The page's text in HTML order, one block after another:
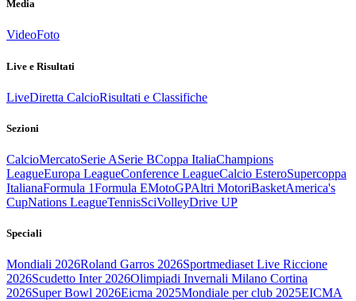
Media
VideoFoto
Live e Risultati
LiveDiretta CalcioRisultati e Classifiche
Sezioni
CalcioMercatoSerie ASerie BCoppa ItaliaChampions
LeagueEuropa LeagueConference LeagueCalcio EsteroSupercoppa
ItalianaFormula 1Formula EMotoGPAltri MotoriBasketAmerica's
CupNations LeagueTennisSciVolleyDrive UP
Speciali
Mondiali 2026Roland Garros 2026Sportmediaset Live Riccione
2026Scudetto Inter 2026Olimpiadi Invernali Milano Cortina
2026Super Bowl 2026Eicma 2025Mondiale per club 2025EICMA